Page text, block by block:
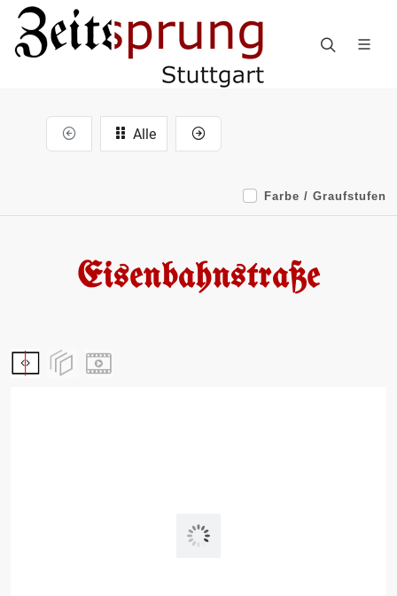
Alle
Farbe / Graufstufen
Eisenbahnstraße